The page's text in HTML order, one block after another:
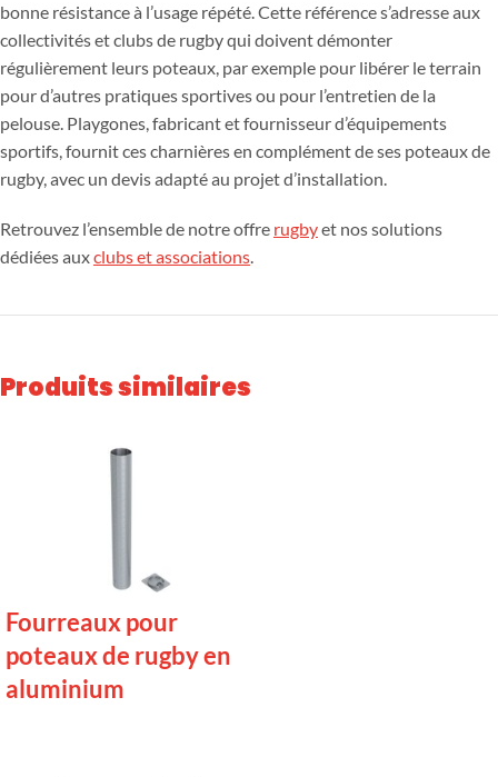
bonne résistance à l’usage répété. Cette référence s’adresse aux
collectivités et clubs de rugby qui doivent démonter
régulièrement leurs poteaux, par exemple pour libérer le terrain
pour d’autres pratiques sportives ou pour l’entretien de la
pelouse. Playgones, fabricant et fournisseur d’équipements
sportifs, fournit ces charnières en complément de ses poteaux de
rugby, avec un devis adapté au projet d’installation.
Retrouvez l’ensemble de notre offre rugbyet nos solutions
dédiées auxclubs et associations.
Produits similaires
Fourreaux pour
poteaux de rugby en
aluminium